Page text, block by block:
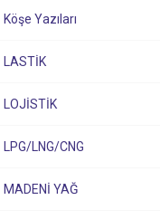
Köşe Yazıları
LASTİK
LOJİSTİK
LPG/LNG/CNG
MADENİ YAĞ